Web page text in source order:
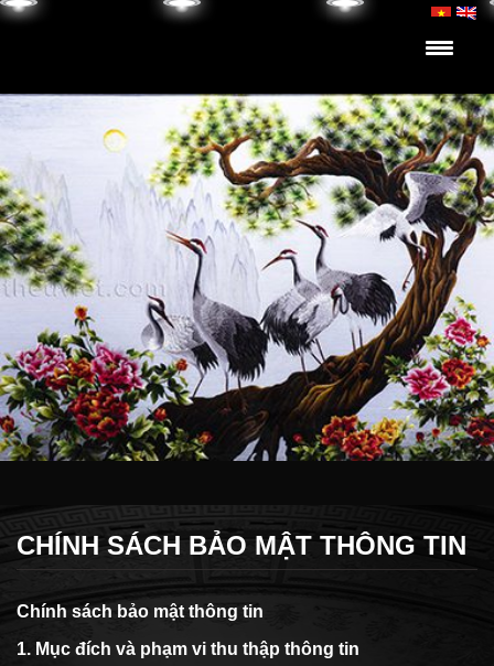
Skip to content
CHÍNH SÁCH BẢO MẬT THÔNG TIN
Chính sách bảo mật thông tin
1. Mục đích và phạm vi thu thập thông tin